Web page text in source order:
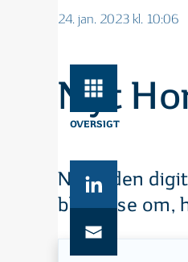
OVERSIGT
24. jan. 2023 kl. 10:06
Nyt
Nu er den
bl.a. læse om,